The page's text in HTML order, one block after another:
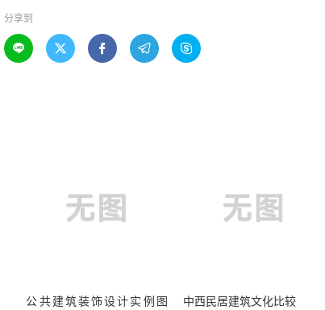
分享到
    
公共建筑装饰设计实例图
中西民居建筑文化比较